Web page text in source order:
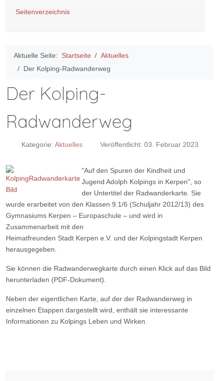
Seitenverzeichnis
Aktuelle Seite: Startseite
Aktuelles
Der Kolping-Radwanderweg
Der Kolping-
Radwanderweg
Kategorie: Aktuelles Veröffentlicht: 03. Februar 2023
"Auf den Spuren der Kindheit und
Jugend Adolph Kolpings in Kerpen", so
der Untertitel der Radwanderkarte. Sie
wurde erarbeitet von den Klassen 9.1/6 (Schuljahr 2012/13) des
Gymnasiums Kerpen – Europaschule – und wird in
Zusammenarbeit mit den
Heimatfreunden Stadt Kerpen e.V. und der Kolpingstadt Kerpen
herausgegeben.
Sie können die Radwanderwegkarte durch einen Klick auf das Bild
herunterladen (PDF-Dokument).
Neben der eigentlichen Karte, auf der der Radwanderweg in
einzelnen Etappen dargestellt wird, enthält sie interessante
Informationen zu Kolpings Leben und Wirken.